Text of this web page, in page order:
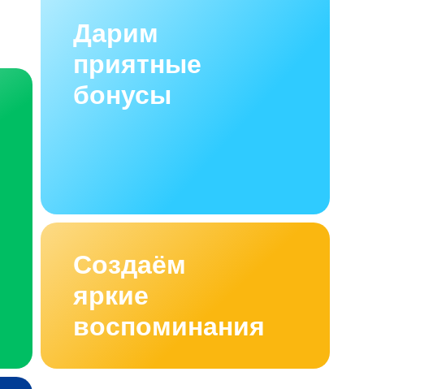
Дарим
приятные
бонусы
Создаём
яркие
воспоминания